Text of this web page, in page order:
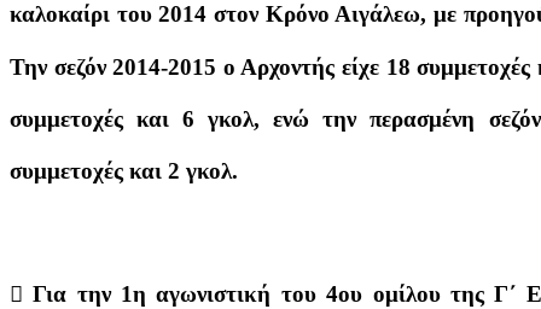
καλοκαίρι του 2014 στον Κρόνο Αιγάλεω, με
Την σεζόν 2014-2015 ο Αρχοντής είχε 18
συμμετοχές και 6 γκολ, ενώ την περασμένη
συμμετοχές και 2 γκολ.
 Για την 1η αγωνιστική του 4ου ομίλου της